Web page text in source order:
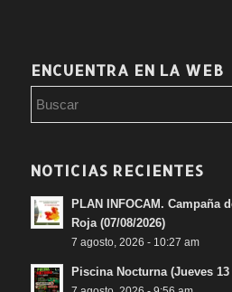
ENCUENTRA EN LA WEB
NOTICIAS RECIENTES
PLAN INFOCAM. Campaña
Roja (07/08/2026)
7 agosto, 2026 - 10:27 am
Piscina Nocturna (Jueves 13